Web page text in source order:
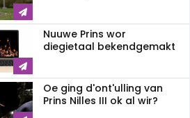
Nuuwe Prins wor
diegietaal bekendgemakt
Oe ging d'ont'ulling van
Prins Nilles III ok al wir?